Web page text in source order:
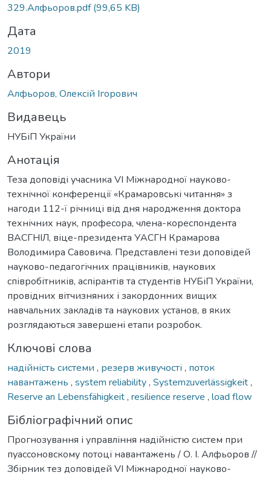
329.Алфьоров.pdf(99,65 KB)
Дата
2019
Автори
Алфьоров, Олексій Ігорович
Видавець
НУБіП України
Анотація
Теза доповіді учасника VI Міжнародної науково-
технічної конференції «Крамаровські читання» з
нагоди 112-ї річниці від дня народження доктора
технічних наук, професора, члена-кореспондента
ВАСГНІЛ, віце-президента УАСГН Крамарова
Володимира Савовича. Представлені тези доповідей
науково-педагогічних працівників, наукових
співробітників, аспірантів та студентів НУБіП України,
провідних вітчизняних і закордонних вищих
навчальних закладів та наукових установ, в яких
розглядаються завершені етапи розробок.
Ключові слова
надійність системи , резерв живучості , поток
навантажень , system reliability, Systemzuverlässigkeit,
Reserve an Lebensfähigkeit, resilience reserve , load flow
Бібліографічний опис
Прогнозування і управління надійністю систем при
пуассоновскому потоці навантажень / О. І. Алфьоров //
Збірник тез доповідей VI Міжнародної науково-